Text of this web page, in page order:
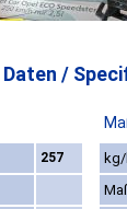
Daten /
257